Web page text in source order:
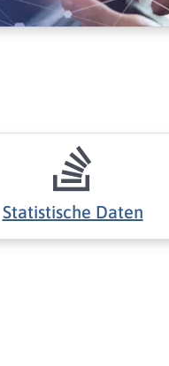
Statistische Daten